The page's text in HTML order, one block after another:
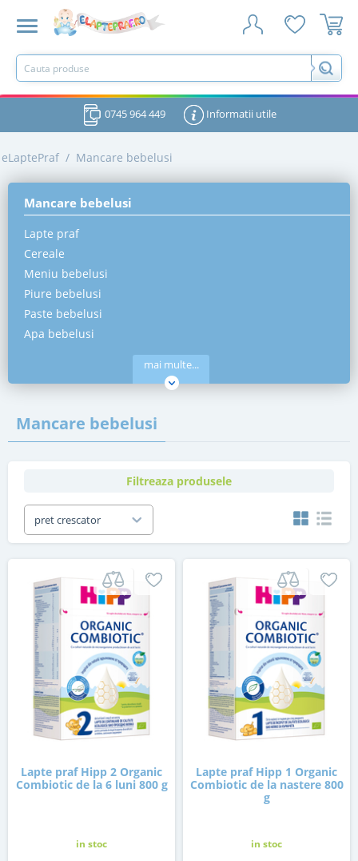
0745 964 449 Informatii utile
eLaptePraf / Mancare bebelusi
Mancare bebelusi
Lapte praf
Cereale
Meniu bebelusi
Piure bebelusi
Paste bebelusi
Apa bebelusi
mai multe...
Mancare bebelusi
Filtreaza produsele
pret crescator
Lapte praf Hipp 2 Organic
Combiotic de la 6 luni 800 g
in stoc
Lapte praf Hipp 1 Organic
Combiotic de la nastere 800
g
in stoc